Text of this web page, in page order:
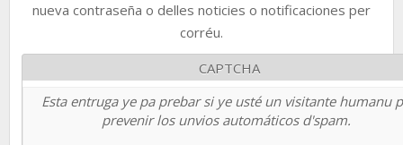
nueva contraseña o delles noticies o notificaciones per
corréu.
CAPTCHA
Esta entruga ye pa prebar si ye usté un visitante humanu
prevenir los unvios automáticos d'spam.